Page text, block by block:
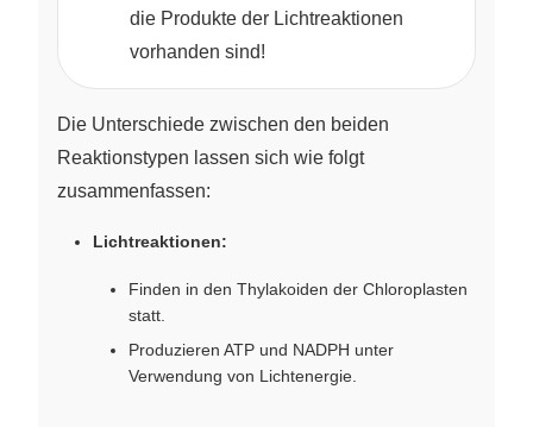
die Produkte der Lichtreaktionen
vorhanden sind!
Die Unterschiede zwischen den beiden
Reaktionstypen lassen sich wie folgt
zusammenfassen:
Lichtreaktionen:
Finden in den Thylakoiden der Chloroplasten
statt.
Produzieren ATP und NADPH unter
Verwendung von Lichtenergie.